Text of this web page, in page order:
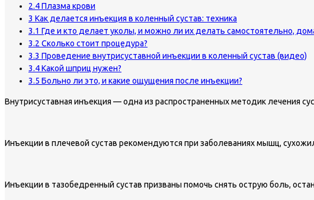
2.4 Плазма крови
3 Как делается инъекция в коленный сустав: техника
3.1 Где и кто делает уколы, и можно ли их делать самостоятельно,
3.2 Сколько стоит процедура?
3.3 Проведение внутрисуставной инъекции в коленный сустав (видео)
3.4 Какой шприц нужен?
3.5 Больно ли это, и какие ощущения после инъекции?
Внутрисуставная инъекция — одна из распространенных методик лечения
Инъекции в плечевой сустав рекомендуются при заболеваниях мышц,
Инъекции в тазобедренный сустав призваны помочь снять острую боль,